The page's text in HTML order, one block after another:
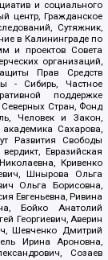
и социального
центр, Гражданское
Сутяжник,
в Калининграде по
и проектов Совета
организаций,
Прав Средств
- Сибирь, Частное
поддержке
Стран, Фонд
Человек и Закон,
Сахарова,
Развития Свободы
Евразийская
Кривенко
Шнырова Ольга
Ольга Борисовна,
Евгеньевна, Ривина
Бойко Анатолий
Георгиевич, Аверин
Шевченко Дмитрий
Ирина Ароновна,
Созаев